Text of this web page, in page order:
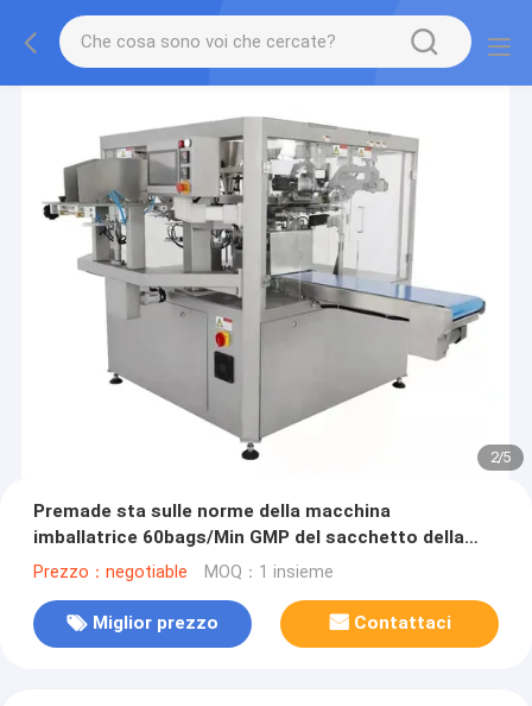
2/5
Premade sta sulle norme della macchina
imballatrice 60bags/Min GMP del sacchetto della
chiusura lampo
Prezzo：negotiable MOQ：1 insieme
Miglior prezzo Contattaci